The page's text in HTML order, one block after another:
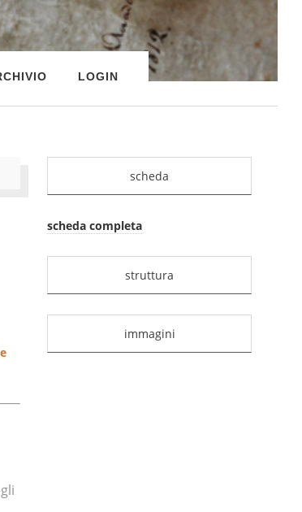
LOGIN
scheda
scheda completa
struttura
immagini